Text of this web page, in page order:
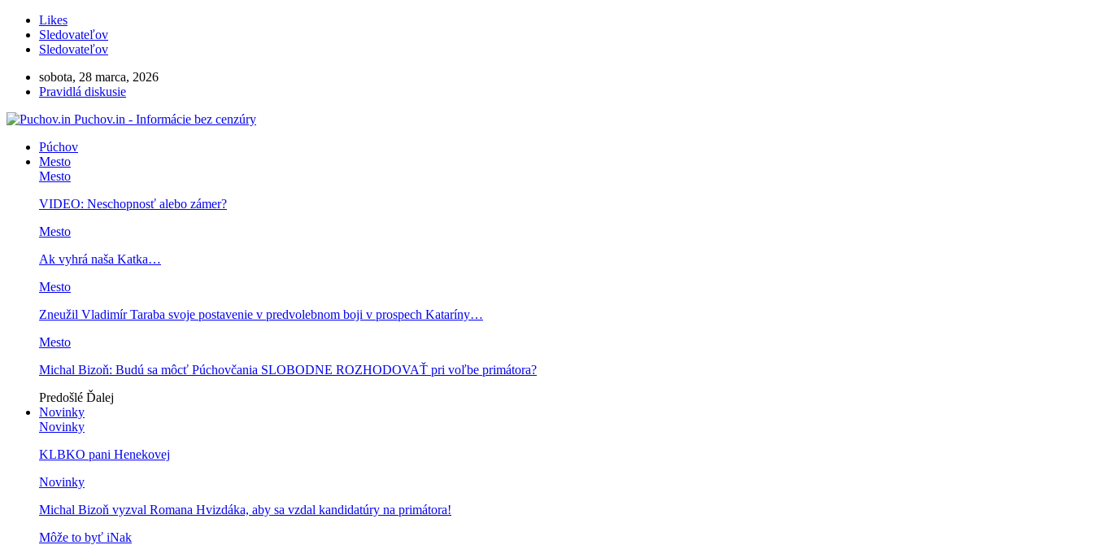
Likes
Sledovateľov
Sledovateľov
sobota, 28 marca, 2026
Pravidlá diskusie
Puchov.in - Informácie bez cenzúry
Púchov
Mesto
Mesto
VIDEO: Neschopnosť alebo zámer?
Mesto
Ak vyhrá naša Katka…
Mesto
Zneužil Vladimír Taraba svoje postavenie v predvolebnom boji v prospech Kataríny…
Mesto
Michal Bizoň: Budú sa môcť Púchovčania SLOBODNE ROZHODOVAŤ pri voľbe primátora?
Predošlé Ďalej
Novinky
Novinky
KLBKO pani Henekovej
Novinky
Michal Bizoň vyzval Romana Hvizdáka, aby sa vzdal kandidatúry na primátora!
Môže to byť iNak